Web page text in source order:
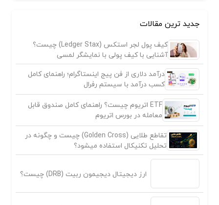
جدید ترین مقالات
کیف پول لجر استکس (Ledger Stax) چیست؟
آشنایی با کیف پولی با نمایشگر لمسی
درآمد دلاری از فن پیج اینستاگرام؛ راهنمای کامل
کسب درآمد با سیستم رفرال
ETF اتریوم چیست؟ راهنمای کامل صندوق قابل
معامله در بورس اتریوم
تقاطع طلایی (Golden Cross) چیست و چگونه در
تحلیل تکنیکال استفاده میشود؟
ارز دیجیتال دیجیمون ربیت (DRB) چیست؟